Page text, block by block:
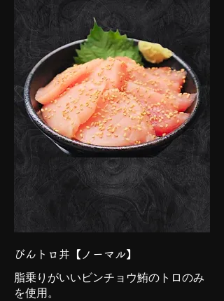
びんトロ丼【ノーマル】
脂乗りがいいビンチョウ鮪のトロのみ
を使用。